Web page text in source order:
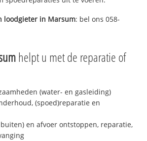
loodgieter in Marsum: bel ons 058-
helpt u met de reparatie of
(water- en gasleiding)
(spoed)reparatie en
en afvoer ontstoppen, reparatie,